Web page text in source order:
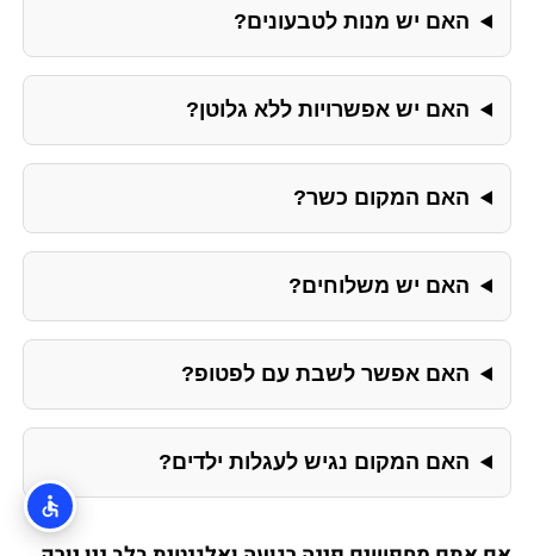
האם יש מנות לטבעונים?
האם יש אפשרויות ללא גלוטן?
האם המקום כשר?
האם יש משלוחים?
האם אפשר לשבת עם לפטופ?
האם המקום נגיש לעגלות ילדים?